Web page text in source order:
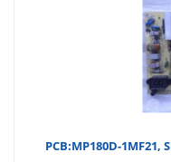
PCB:MP180D-1MF21,